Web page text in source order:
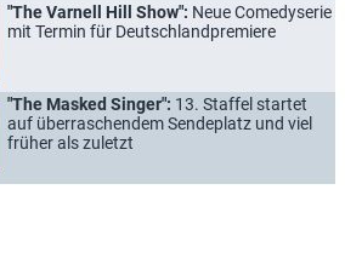
"The Varnell Hill Show": Neue Comedyserie
mit Termin für Deutschlandpremiere
"The Masked Singer": 13. Staffel startet
auf überraschendem Sendeplatz und viel
früher als zuletzt